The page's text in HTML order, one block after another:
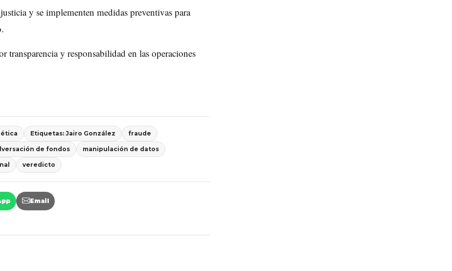
y se implementen medidas preventivas para
transparencia y responsabilidad en las operaciones
ética Etiquetas: Jairo González fraude
de fondos manipulación de datos
veredicto
Email